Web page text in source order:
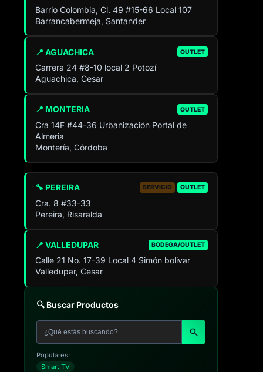
Barrio Colombia, Cl. 49 #15-66 Local 107
Barrancabermeja, Santander
📍 AGUACHICA OUTLET
Carrera 24 #8-10 local 2 Potozí
Aguachica, Cesar
📍 MONTERIA OUTLET
Cra 14F #44-36 Urbanización Portal de
Almeria
Montería, Córdoba
📍 VALLEDUPAR BODEGA/OUTLET
Calle 21 No. 17-39 Local 4 Simón bolivar
Valledupar, Cesar
🔧 PEREIRA SERVICIO OUTLET
Cra. 8 #33-33
Pereira, Risaralda
🔍 Buscar Productos
Populares:
Smart TV